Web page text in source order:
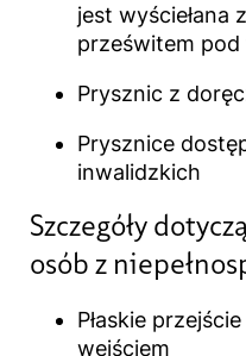
jest wyściełana
prześwitem pod
Prysznic z
Prysznice
inwalidzkich
Szczegóły
osób z
Płaskie
wejściem